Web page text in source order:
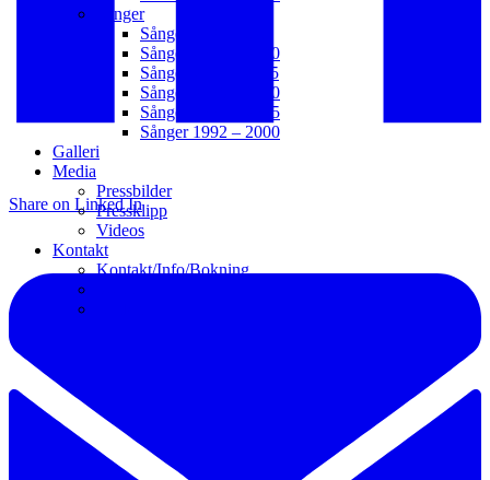
Share on Linked In
Sånger
Sånger 2021 – t.v.
Sånger 2016 – 2020
Sånger 2011 – 2015
Sånger 2006 – 2010
Sånger 2001 – 2005
Sånger 1992 – 2000
Galleri
Media
Pressbilder
Pressklipp
Videos
Kontakt
Kontakt/Info/Bokning